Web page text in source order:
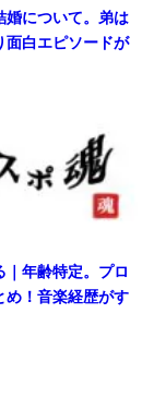
婚について。弟は
面白エピソードが
｜年齢特定。プロ
め！音楽経歴がす